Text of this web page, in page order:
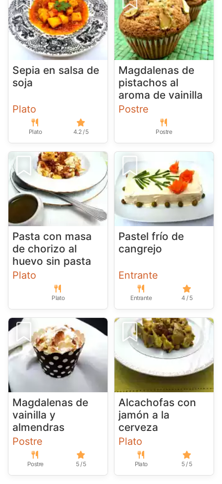
Sepia en salsa de
soja
Plato
Plato 4.2 / 5
Magdalenas de
pistachos al
aroma de vainilla
Postre
Postre
Pasta con masa
de chorizo al
huevo sin pasta
Plato
Plato
Pastel frío de
cangrejo
Entrante
Entrante 4 / 5
Magdalenas de
vainilla y
almendras
Postre
Postre 5 / 5
Alcachofas con
jamón a la
cerveza
Plato
Plato 5 / 5